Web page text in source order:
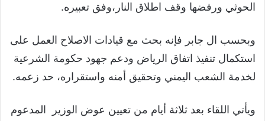
الحوثي ورفضها وقف اطلاق النار،وفق تعبيره.
وبحسب ال جابر فإنه بحث مع قيادات الاصلاح العمل على
استكمال تنفيذ اتفاق الرياض ودعم جهود حكومة الشرعية
لخدمة الشعب اليمني وتحقيق أمنه واستقراره، حد زعمه.
ويأتي اللقاء بعد ثلاثة أيام من تعيين عوض الوزير المدعوم